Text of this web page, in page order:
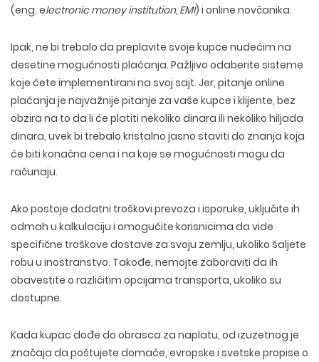
(eng. electronic money institution, EMI) i online novčanika.
Ipak, ne bi trebalo da preplavite svoje kupce nudećim na
desetine mogućnosti plaćanja. Pažljivo odaberite sisteme
koje ćete implementirani na svoj sajt. Jer, pitanje online
plaćanja je najvažnije pitanje za vaše kupce i klijente, bez
obzira na to da li će platiti nekoliko dinara ili nekoliko hiljada
dinara, uvek bi trebalo kristalno jasno staviti do znanja koja
će biti konačna cena i na koje se mogućnosti mogu da
računaju.
Ako postoje dodatni troškovi prevoza i isporuke, uključite ih
odmah u kalkulaciju i omogućite korisnicima da vide
specifične troškove dostave za svoju zemlju, ukoliko šaljete
robu u inostranstvo. Takođe, nemojte zaboraviti da ih
obavestite o različitim opcijama transporta, ukoliko su
dostupne.
Kada kupac dođe do obrasca za naplatu, od izuzetnog je
značaja da poštujete domaće, evropske i svetske propise o